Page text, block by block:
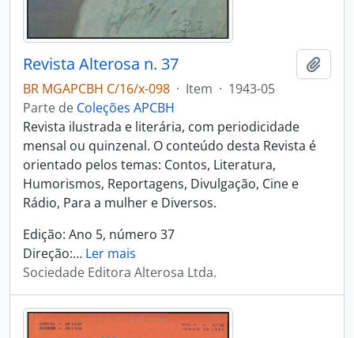
Revista Alterosa n. 37
BR MGAPCBH C/16/x-098 · Item · 1943-05
Parte de Coleções APCBH
Revista ilustrada e literária, com periodicidade
mensal ou quinzenal. O conteúdo desta Revista é
orientado pelos temas: Contos, Literatura,
Humorismos, Reportagens, Divulgação, Cine e
Rádio, Para a mulher e Diversos.
Edição: Ano 5, número 37
Direção:… Ler mais
Sociedade Editora Alterosa Ltda.